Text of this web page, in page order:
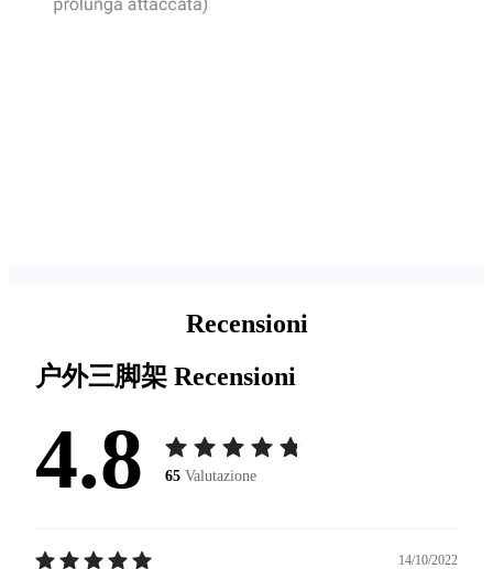
Recensioni
户外三脚架 Recensioni
4.8 65 Valutazione
14/10/2022